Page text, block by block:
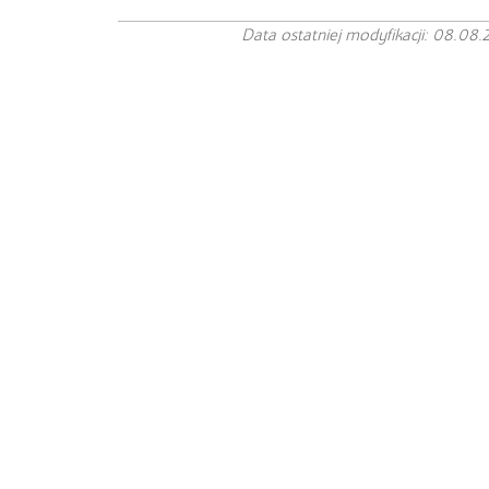
Data ostatniej modyfikacji: